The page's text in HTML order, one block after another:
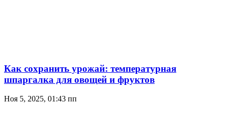
Как сохранить урожай: температурная
шпаргалка для овощей и фруктов
Ноя 5, 2025, 01:43 пп